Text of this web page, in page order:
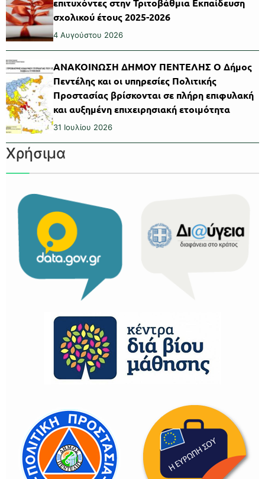
σχολικού έτους 2025-2026
4 Αυγούστου 2026
ΑΝΑΚΟΙΝΩΣΗ ΔΗΜΟΥ ΠΕΝΤΕΛΗΣ Ο Δήμος
Πεντέλης και οι υπηρεσίες Πολιτικής
Προστασίας βρίσκονται σε πλήρη επιφυλακή
και αυξημένη επιχειρησιακή ετοιμότητα
31 Ιουλίου 2026
Χρήσιμα